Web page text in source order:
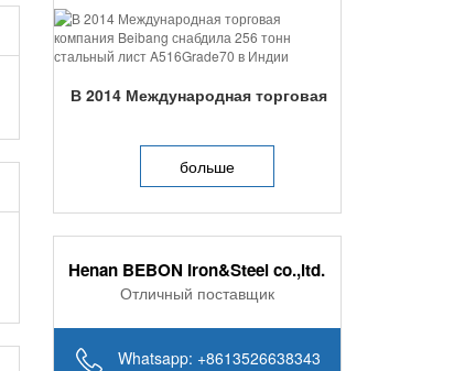
стали в Таиланд...
В 2014 Международная торговая
тонн стальный лист A516Grade70 в
больше
Henan BEBON Iron&Steel co.,ltd.
Отличный поставщик
Whatsapp: +8613526638343